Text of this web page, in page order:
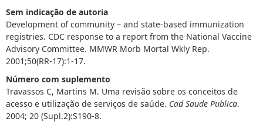
Sem indicação de autoria
Development of community – and state-based immunization
registries. CDC response to a report from the National Vaccine
Advisory Committee. MMWR Morb Mortal Wkly Rep.
2001;50(RR-17):1-17.
Número com suplemento
Travassos C, Martins M. Uma revisão sobre os conceitos de
acesso e utilização de serviços de saúde. Cad Saude Publica.
2004; 20 (Supl.2):S190-8.